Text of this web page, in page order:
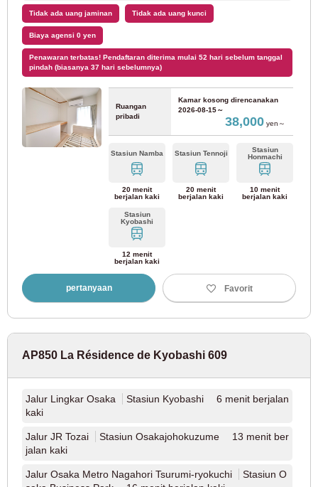
Tidak ada uang jaminan Tidak ada uang kunci
Biaya agensi 0 yen
Penawaran terbatas! Pendaftaran diterima mulai 52 hari sebelum tanggal
pindah (biasanya 37 hari sebelumnya)
Ruangan
pribadi
Kamar kosong direncanakan
2026-08-15～
38,000yen～
Stasiun Namba
20 menit
berjalan kaki
Stasiun Tennoji
20 menit
berjalan kaki
Stasiun
Honmachi
10 menit
berjalan kaki
Stasiun
Kyobashi
12 menit
berjalan kaki
pertanyaan Favorit
AP850 La Résidence de Kyobashi 609
Jalur Lingkar Osaka
Stasiun Kyobashi 6 menit berjalan
kaki
Jalur JR Tozai
Stasiun Osakajohokuzume 13 menit ber
jalan kaki
Jalur Osaka Metro Nagahori Tsurumi-ryokuchi
Stasiun O
Ubah kondisi pencarian
Cari berdasarkan stasiun/jalur/alamat/perjalanan/waktu sekolah/kondisi rinci
lainnya